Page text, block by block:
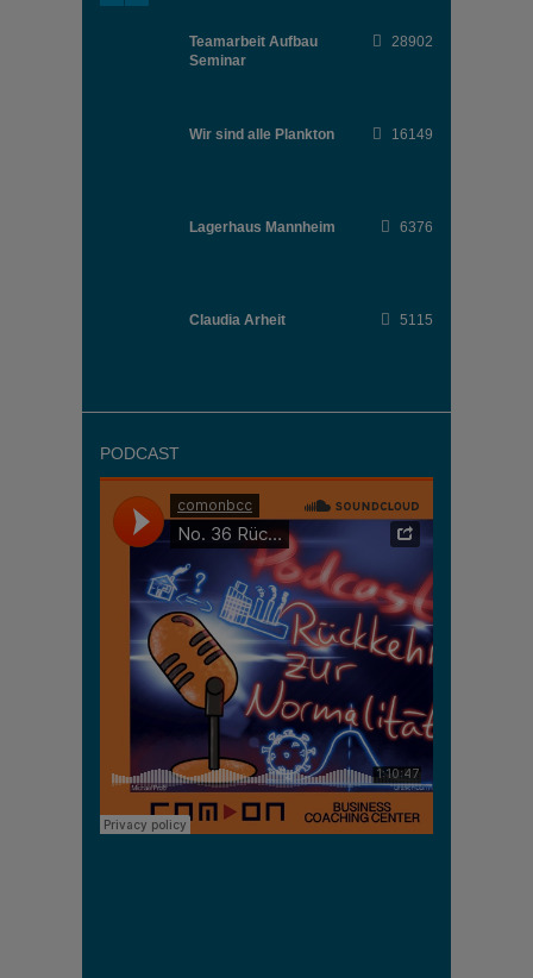
Teamarbeit Aufbau
Seminar
28902
Wir sind alle Plankton 16149
Lagerhaus Mannheim 6376
Claudia Arheit 5115
PODCAST